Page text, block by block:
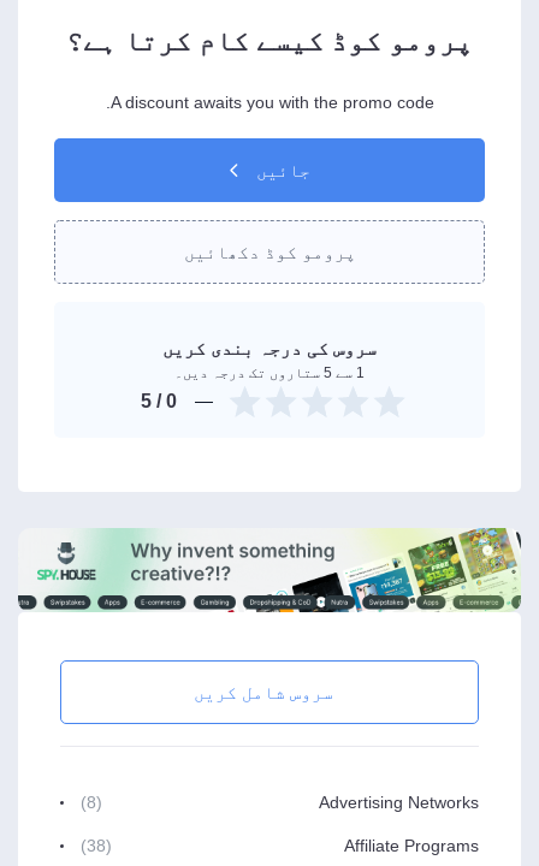
پرومو کوڈ کیسے کام کرتا ہے؟
A discount awaits you with the promo code.
جائیں
پرومو کوڈ دکھائیں
سروس کی درجہ بندی کریں
1 سے 5 ستاروں تک درجہ دیں۔
0
/ 5
سروس شامل کریں
Advertising Networks
(8)
Affiliate Programs
(38)